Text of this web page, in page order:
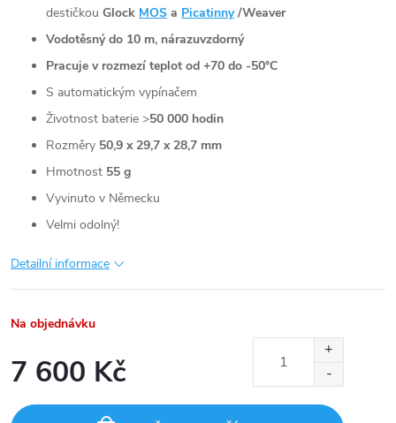
destičkou Glock MOS a Picatinny /Weaver
Vodotěsný do 10 m, nárazuvzdorný
Pracuje v rozmezí teplot od +70 do -50°C
S automatickým vypínačem
Životnost baterie >50 000 hodin
Rozměry 50,9 x 29,7 x 28,7 mm
Hmotnost 55 g
Vyvinuto v Německu
Velmi odolný!
Detailní informace
Na objednávku
7 600 Kč
cena: